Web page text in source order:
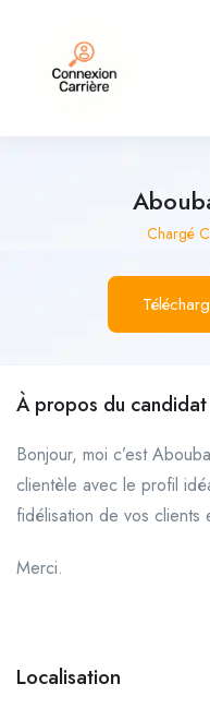
Chargé
À propos du candidat
Bonjour, moi c’est
clientèle avec le profil
fidélisation de vos clients
Merci.
Localisation